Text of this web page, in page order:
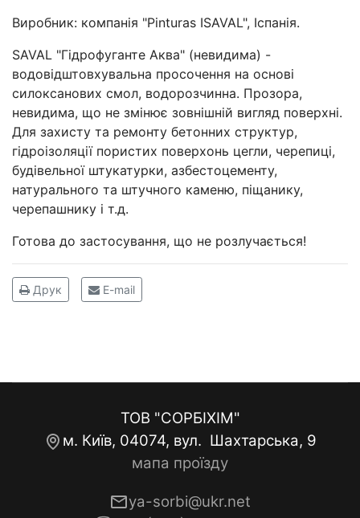
Виробник: компанія "Pinturas ISAVAL", Іспанія.
SAVAL "Гідрофуганте Аква" (невидима) -
водовідштовхувальна просочення на основі
силоксанових смол, водорозчинна. Прозора,
невидима, що не змінює зовнішній вигляд поверхні.
Для захисту та ремонту бетонних структур,
гідроізоляції пористих поверхонь цегли, черепиці,
будівельної штукатурки, азбестоцементу,
натурального та штучного каменю, піщанику,
черепашнику і т.д.
Готова до застосування, що не розлучається!
Друк E-mail
ТОВ "СОРБІХІМ"
м. Київ, 04074, вул. Шахтарська, 9
мапа проїзду
ya-sorbi@ukr.net